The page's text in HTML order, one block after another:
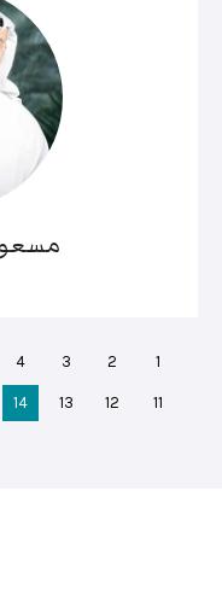
1
2
3
4
11
12
13
14